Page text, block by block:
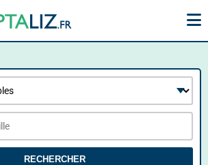
RECHERCHER